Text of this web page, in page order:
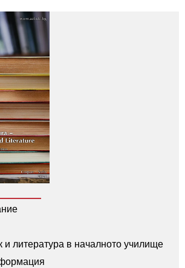
и литература в началното училище